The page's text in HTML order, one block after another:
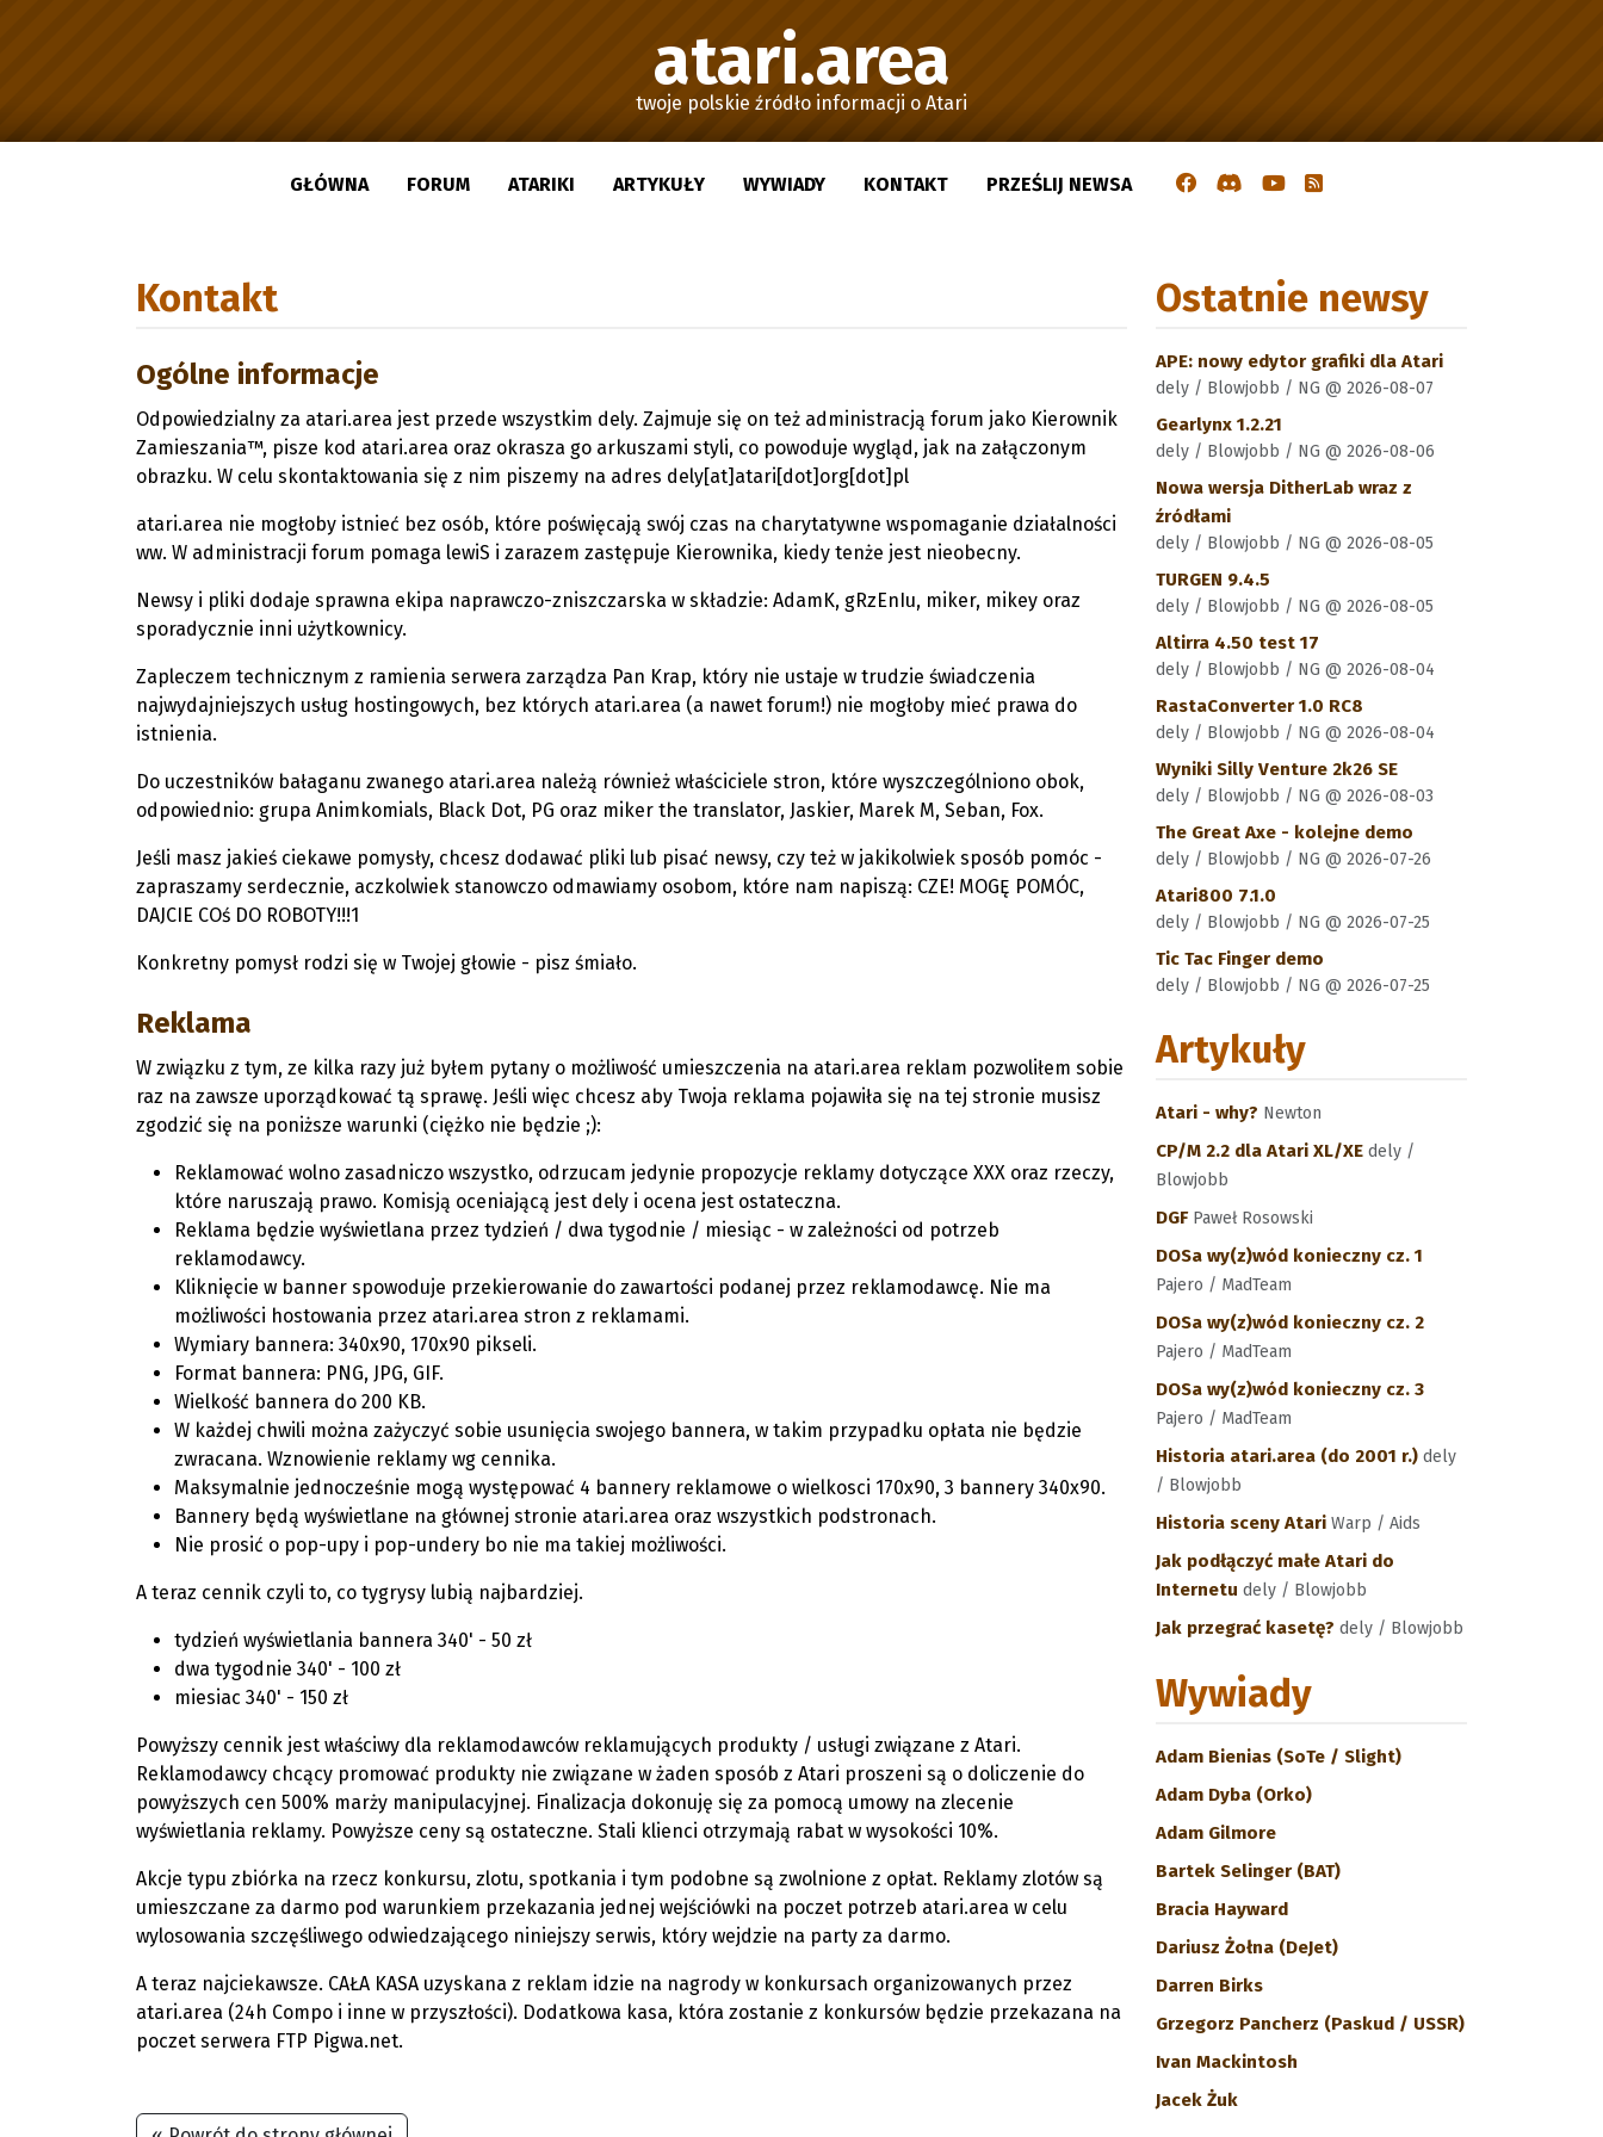
atari.area
twoje polskie źródło informacji o Atari
GŁÓWNA FORUM ATARIKI ARTYKUŁY WYWIADY KONTAKT PRZEŚLIJ NEWSA
Kontakt
Ogólne informacje
Odpowiedzialny za atari.area jest przede wszystkim dely. Zajmuje się on też administracją forum jako Kierownik
Zamieszania™, pisze kod atari.area oraz okrasza go arkuszami styli, co powoduje wygląd, jak na załączonym
obrazku. W celu skontaktowania się z nim piszemy na adres dely[at]atari[dot]org[dot]pl
atari.area nie mogłoby istnieć bez osób, które poświęcają swój czas na charytatywne wspomaganie działalności
ww. W administracji forum pomaga lewiS i zarazem zastępuje Kierownika, kiedy tenże jest nieobecny.
Newsy i pliki dodaje sprawna ekipa naprawczo-zniszczarska w składzie: AdamK, gRzEnIu, miker, mikey oraz
sporadycznie inni użytkownicy.
Zapleczem technicznym z ramienia serwera zarządza Pan Krap, który nie ustaje w trudzie świadczenia
najwydajniejszych usług hostingowych, bez których atari.area (a nawet forum!) nie mogłoby mieć prawa do
istnienia.
Do uczestników bałaganu zwanego atari.area należą również właściciele stron, które wyszczególniono obok,
odpowiednio: grupa Animkomials, Black Dot, PG oraz miker the translator, Jaskier, Marek M, Seban, Fox.
Jeśli masz jakieś ciekawe pomysły, chcesz dodawać pliki lub pisać newsy, czy też w jakikolwiek sposób pomóc -
zapraszamy serdecznie, aczkolwiek stanowczo odmawiamy osobom, które nam napiszą: CZE! MOGĘ POMÓC,
DAJCIE COś DO ROBOTY!!!1
Konkretny pomysł rodzi się w Twojej głowie - pisz śmiało.
Reklama
W związku z tym, ze kilka razy już byłem pytany o możliwość umieszczenia na atari.area reklam pozwoliłem sobie
raz na zawsze uporządkować tą sprawę. Jeśli więc chcesz aby Twoja reklama pojawiła się na tej stronie musisz
zgodzić się na poniższe warunki (ciężko nie będzie ;):
Reklamować wolno zasadniczo wszystko, odrzucam jedynie propozycje reklamy dotyczące XXX oraz rzeczy,
które naruszają prawo. Komisją oceniającą jest dely i ocena jest ostateczna.
Reklama będzie wyświetlana przez tydzień / dwa tygodnie / miesiąc - w zależności od potrzeb
reklamodawcy.
Kliknięcie w banner spowoduje przekierowanie do zawartości podanej przez reklamodawcę. Nie ma
możliwości hostowania przez atari.area stron z reklamami.
Wymiary bannera: 340x90, 170x90 pikseli.
Format bannera: PNG, JPG, GIF.
Wielkość bannera do 200 KB.
W każdej chwili można zażyczyć sobie usunięcia swojego bannera, w takim przypadku opłata nie będzie
zwracana. Wznowienie reklamy wg cennika.
Maksymalnie jednocześnie mogą występować 4 bannery reklamowe o wielkosci 170x90, 3 bannery 340x90.
Bannery będą wyświetlane na głównej stronie atari.area oraz wszystkich podstronach.
Nie prosić o pop-upy i pop-undery bo nie ma takiej możliwości.
A teraz cennik czyli to, co tygrysy lubią najbardziej.
tydzień wyświetlania bannera 340' - 50 zł
dwa tygodnie 340' - 100 zł
miesiac 340' - 150 zł
Powyższy cennik jest właściwy dla reklamodawców reklamujących produkty / usługi związane z Atari.
Reklamodawcy chcący promować produkty nie związane w żaden sposób z Atari proszeni są o doliczenie do
powyższych cen 500% marży manipulacyjnej. Finalizacja dokonuję się za pomocą umowy na zlecenie
wyświetlania reklamy. Powyższe ceny są ostateczne. Stali klienci otrzymają rabat w wysokości 10%.
Akcje typu zbiórka na rzecz konkursu, zlotu, spotkania i tym podobne są zwolnione z opłat. Reklamy zlotów są
umieszczane za darmo pod warunkiem przekazania jednej wejściówki na poczet potrzeb atari.area w celu
wylosowania szczęśliwego odwiedzającego niniejszy serwis, który wejdzie na party za darmo.
A teraz najciekawsze. CAŁA KASA uzyskana z reklam idzie na nagrody w konkursach organizowanych przez
atari.area (24h Compo i inne w przyszłości). Dodatkowa kasa, która zostanie z konkursów będzie przekazana na
poczet serwera FTP Pigwa.net.
Ostatnie newsy
APE: nowy edytor grafiki dla Atari
dely / Blowjobb / NG @ 2026-08-07
Gearlynx 1.2.21
dely / Blowjobb / NG @ 2026-08-06
Nowa wersja DitherLab wraz z
źródłami
dely / Blowjobb / NG @ 2026-08-05
TURGEN 9.4.5
dely / Blowjobb / NG @ 2026-08-05
Altirra 4.50 test 17
dely / Blowjobb / NG @ 2026-08-04
RastaConverter 1.0 RC8
dely / Blowjobb / NG @ 2026-08-04
Wyniki Silly Venture 2k26 SE
dely / Blowjobb / NG @ 2026-08-03
The Great Axe - kolejne demo
dely / Blowjobb / NG @ 2026-07-26
Atari800 7.1.0
dely / Blowjobb / NG @ 2026-07-25
Tic Tac Finger demo
dely / Blowjobb / NG @ 2026-07-25
Artykuły
Atari - why? Newton
CP/M 2.2 dla Atari XL/XE dely /
Blowjobb
DGF Paweł Rosowski
DOSa wy(z)wód konieczny cz. 1
Pajero / MadTeam
DOSa wy(z)wód konieczny cz. 2
Pajero / MadTeam
DOSa wy(z)wód konieczny cz. 3
Pajero / MadTeam
Historia atari.area (do 2001 r.) dely
/ Blowjobb
Historia sceny Atari Warp / Aids
Jak podłączyć małe Atari do
Internetu dely / Blowjobb
Jak przegrać kasetę? dely / Blowjobb
Wywiady
Adam Bienias (SoTe / Slight)
Adam Dyba (Orko)
Adam Gilmore
Bartek Selinger (BAT)
Bracia Hayward
Dariusz Żołna (DeJet)
Darren Birks
Grzegorz Pancherz (Paskud / USSR)
Ivan Mackintosh
Jacek Żuk